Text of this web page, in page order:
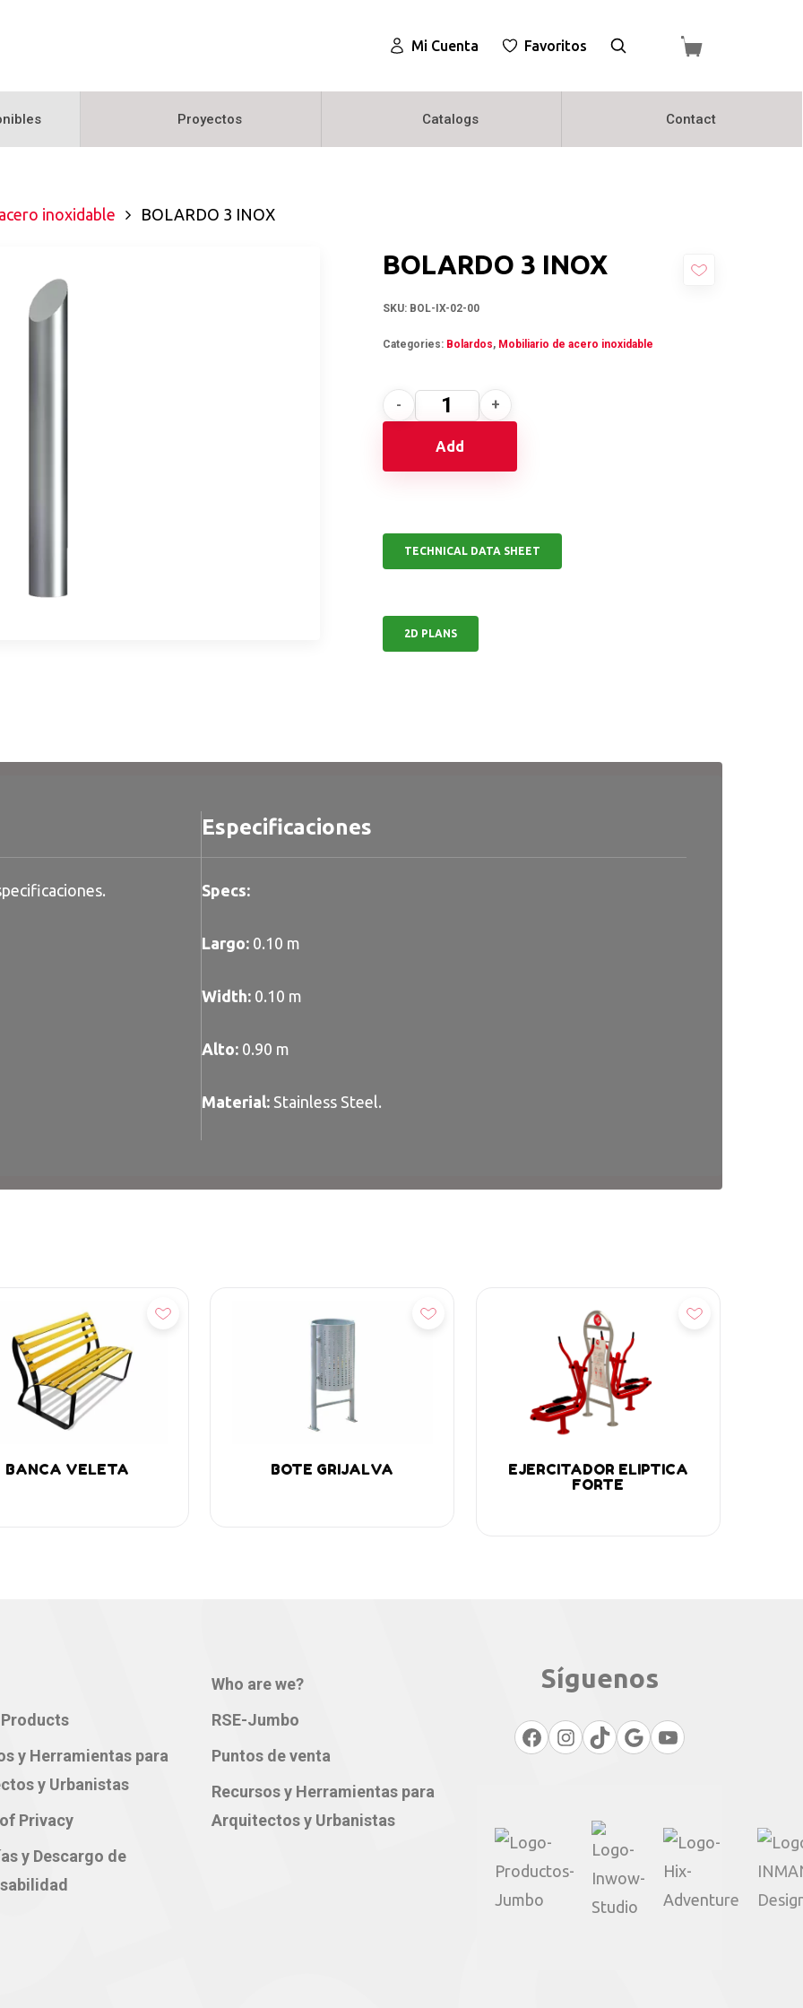
Mi Cuenta Favoritos
Proyectos Catalogs Contact
inoxidable BOLARDO 3 INOX
BOLARDO 3 INOX
SKU: BOL-IX-02-00
Categories: Bolardos, Mobiliario de acero inoxidable
Add
TECHNICAL DATA SHEET
2D PLANS
Especificaciones
Specs:
Largo: 0.10 m
Width:0.10 m
Alto:0.90 m
Material:Stainless Steel.
BANCA VELETA AddBOTE GRIJALVA Add
EJERCITADOR ELIPTICA
FORTE
y Herramientas para
y Urbanistas
Privacy
y Descargo de
Who are we?
RSE-Jumbo
Puntos de venta
Recursos y Herramientas para
Arquitectos y Urbanistas
Síguenos
Policies
Actions
TikTok
GoogleYoutube